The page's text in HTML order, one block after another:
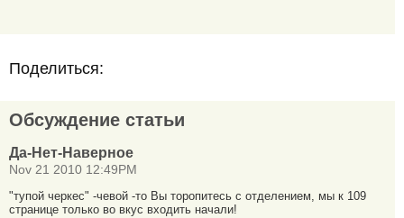
Поделиться:
Обсуждение статьи
Да-Нет-Наверное
Nov 21 2010 12:49PM
"тупой черкес" -чевой -то Вы торопитесь с отделением, мы к 109
странице только во вкус входить начали!